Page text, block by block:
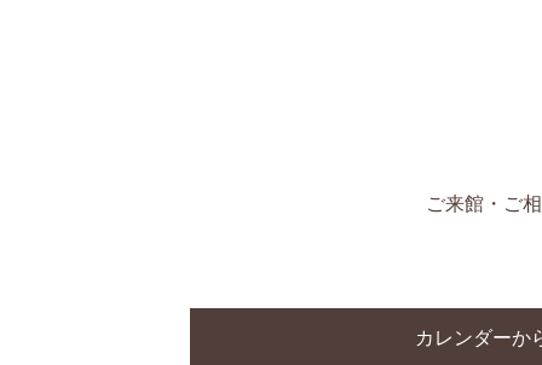
ご来館・ご
カレンダーか